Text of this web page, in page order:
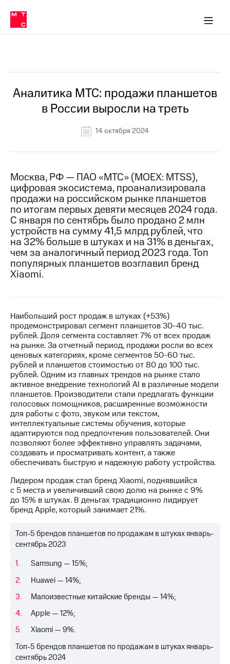
Медиа-центр
и акционерам
Устойчивое развитие
Комплаенс и деловая этика
компании
Карьера
История
компании
Руководство
Контакты
Медиа-центр
Пресс-
релизы
МТС
о технологиях
Достижения
Финансовая
отчетность
Контакты
Новости
в
регионе
и акционерам
Корпоративное
управление
Корпоративный
секретарь
Раскрытие
Информация
акционерам
Документы
ПАО
Собрания
акционеров
Личный
кабинет
акционера
Акционерный
Контроль
и
аудит
Рынок
Описание
в МТС
Пресс-
релизы
о технологиях
Аналитика МТС: продажи планшетов
в России выросли на треть
14 октября 2024
Москва, РФ — ПАО «МТС» (MOEX: MTSS),
цифровая экосистема, проанализировала
продажи на российском рынке планшетов
по итогам первых девяти месяцев 2024 года.
С января по сентябрь было продано 2 млн
устройств на сумму 41,5 млрд рублей, что
на 32% больше в штуках и на 31% в деньгах,
чем за аналогичный период 2023 года. Топ
популярных планшетов возглавил бренд
Xiaomi.
Наибольший рост продаж в штуках (+53%)
продемонстрировал сегмент планшетов 30-40 тыс.
рублей. Доля сегмента составляет 7% от всех продаж
на рынке. За отчетный период, продажи росли во всех
ценовых категориях, кроме сегментов 50-60 тыс.
рублей и планшетов стоимостью от 80 до 100 тыс.
рублей. Одним из главных трендов на рынке стало
активное внедрение технологий AI в различные модели
планшетов. Производители стали предлагать функции
голосовых помощников, расширенные возможности
для работы с фото, звуком или текстом,
интеллектуальные системы обучения, которые
адаптируются под предпочтения пользователей. Они
позволяют более эффективно управлять задачами,
создавать и просматривать контент, а также
обеспечивать быструю и надежную работу устройства.
Лидером продаж стал бренд Xiaomi, поднявшийся
с 5 места и увеличивший свою долю на рынке с 9%
до 15% в штуках. В деньгах традиционно лидирует
бренд Apple, который занимает 21%.
Топ-5 брендов планшетов по продажам в штуках январь-
сентябрь 2023
Samsung — 15%;
Huawei — 14%;
Малоизвестные китайские бренды — 14%;
Apple — 12%;
Xiaomi — 9%.
Топ-5 брендов планшетов по продажам в штуках январь-
сентябрь 2024